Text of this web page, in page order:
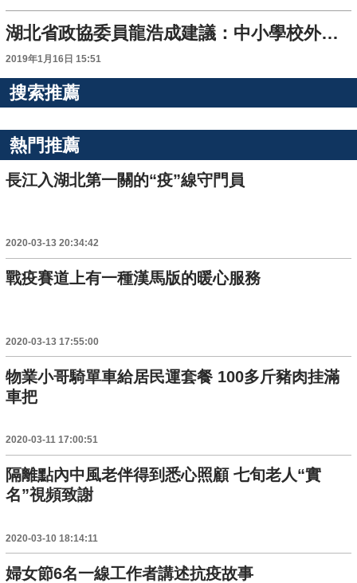
湖北省政協委員龍浩成建議：中小學校外培訓機構要設“檻”
2019年1月16日 15:51
搜索推薦
熱門推薦
長江入湖北第一關的“疫”線守門員
2020-03-13 20:34:42
戰疫賽道上有一種漢馬版的暖心服務
2020-03-13 17:55:00
物業小哥騎單車給居民運套餐 100多斤豬肉挂滿
車把
2020-03-11 17:00:51
隔離點內中風老伴得到悉心照顧 七旬老人“實
名”視頻致謝
2020-03-10 18:14:11
婦女節6名一線工作者講述抗疫故事